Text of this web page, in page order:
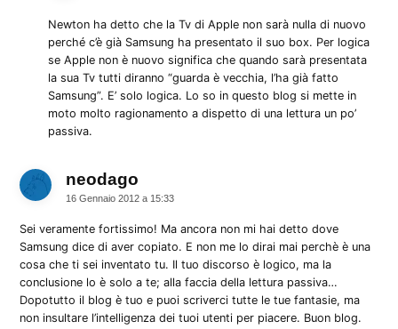
Newton ha detto che la Tv di Apple non sarà nulla di nuovo
perché c’è già Samsung ha presentato il suo box. Per logica
se Apple non è nuovo significa che quando sarà presentata
la sua Tv tutti diranno “guarda è vecchia, l’ha già fatto
Samsung”. E’ solo logica. Lo so in questo blog si mette in
moto molto ragionamento a dispetto di una lettura un po’
passiva.
neodago
16 Gennaio 2012 a 15:33
Sei veramente fortissimo! Ma ancora non mi hai detto dove
Samsung dice di aver copiato. E non me lo dirai mai perchè è una
cosa che ti sei inventato tu. Il tuo discorso è logico, ma la
conclusione lo è solo a te; alla faccia della lettura passiva…
Dopotutto il blog è tuo e puoi scriverci tutte le tue fantasie, ma
non insultare l’intelligenza dei tuoi utenti per piacere. Buon blog.